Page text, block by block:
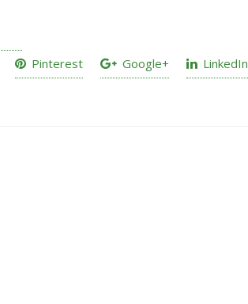
Pinterest Google+ LinkedIn